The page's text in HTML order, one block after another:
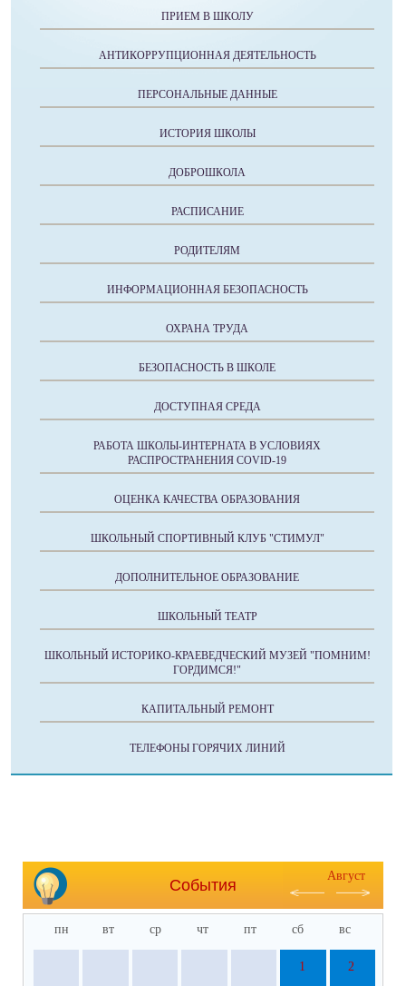
ПРИЕМ В ШКОЛУ
АНТИКОРРУПЦИОННАЯ ДЕЯТЕЛЬНОСТЬ
ПЕРСОНАЛЬНЫЕ ДАННЫЕ
ИСТОРИЯ ШКОЛЫ
ДОБРОШКОЛА
РАСПИСАНИЕ
РОДИТЕЛЯМ
ИНФОРМАЦИОННАЯ БЕЗОПАСНОСТЬ
ОХРАНА ТРУДА
БЕЗОПАСНОСТЬ В ШКОЛЕ
ДОСТУПНАЯ СРЕДА
РАБОТА ШКОЛЫ-ИНТЕРНАТА В УСЛОВИЯХ
РАСПРОСТРАНЕНИЯ COVID-19
ОЦЕНКА КАЧЕСТВА ОБРАЗОВАНИЯ
ШКОЛЬНЫЙ СПОРТИВНЫЙ КЛУБ "СТИМУЛ"
ДОПОЛНИТЕЛЬНОЕ ОБРАЗОВАНИЕ
ШКОЛЬНЫЙ ТЕАТР
ШКОЛЬНЫЙ ИСТОРИКО-КРАЕВЕДЧЕСКИЙ МУЗЕЙ "ПОМНИМ!
ГОРДИМСЯ!"
КАПИТАЛЬНЫЙ РЕМОНТ
ТЕЛЕФОНЫ ГОРЯЧИХ ЛИНИЙ
События
Август
пн вт ср чт пт сб вс
1 2